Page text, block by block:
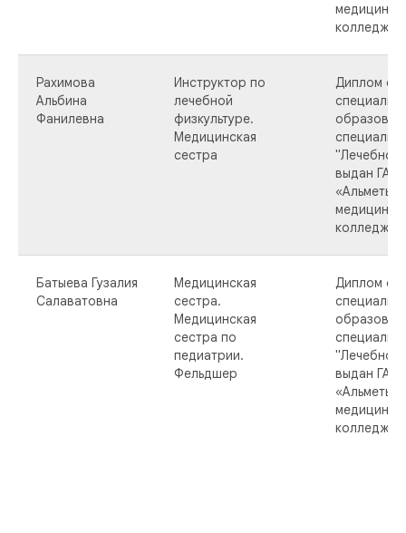
колледж"
Рахимова
Альбина
Фанилевна
Инструктор по
лечебной
физкультуре.
Медицинская
сестра
Диплом о
"Лечебное
выдан
колледж»
Батыева Гузалия
Салаватовна
Медицинская
сестра.
Медицинская
сестра по
педиатрии.
Фельдшер
Диплом о
"Лечебное
выдан
колледж»